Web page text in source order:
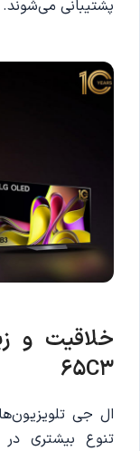
پشتیبانی می‌شوند.
خلاقیت و
65C3
ال جی
تنوع بیشتری